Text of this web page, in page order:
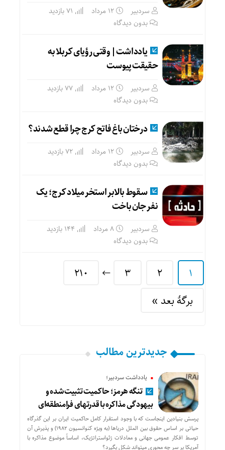
سردبیر ۱۲ مرداد
بدون دیدگاه
یادداشت| وقتی رؤیای کربلا به
حقیقت پیوست
سردبیر ۱۲ مرداد
بدون دیدگاه
درختان باغ فاتح کرج چرا قطع شدند؟
سردبیر ۱۲ مرداد
بدون دیدگاه
سقوط بالابر استخر میلاد کرج؛ یک
نفر جان باخت
سردبیر ۸ مرداد
بدون دیدگاه
1
2
3
210
برگهٔ بعد »
جدیدترین مطالب
یادداشت سردبیر؛
تنگه هرمز؛ حاکمیت تثبیت شده و
بیهودگی مذاکره با قدرتهای فرامنطقه‌ای
پرسش بنیادین اینجاست که با وجود استقرار کامل حاکمیت ایران بر این گذرگاه
حیاتی بر اساس حقوق بین الملل دریاها (به ویژه کنوانسیون ۱۹۸۲) و پذیرش آن
توسط افکار عمومی جهانی و معادلات ژئواستراتژیک، اساساً موضوع مذاکره با
آمریکا بر سر چه محوری میتواند شکل بگیرد؟